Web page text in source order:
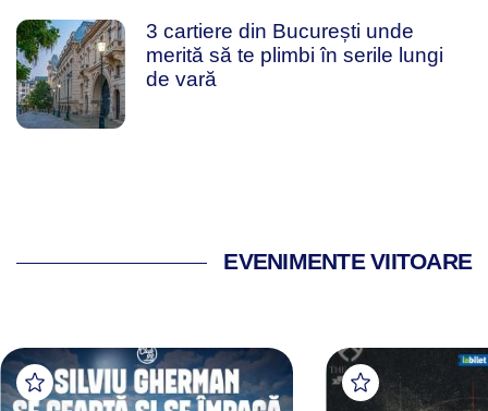
3 cartiere din București unde
merită să te plimbi în serile lungi
de vară
EVENIMENTE VIITOARE